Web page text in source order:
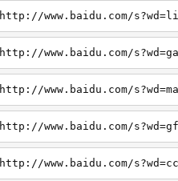
http://www.baidu.com/
http://www.baidu.com/
http://www.baidu.com/
http://www.baidu.com/
http://www.baidu.com/